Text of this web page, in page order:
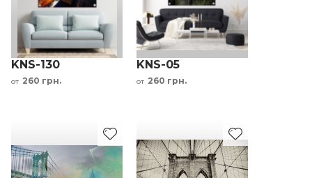
KNS-130
от 260 грн.
KNS-05
от 260 грн.